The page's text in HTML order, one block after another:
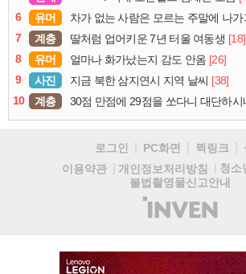
6
유머 차가 없는 사람은 모르는 주말에 나
7
계층 딸처럼 업어키운 7년 터울 여동생 [18]
8
유머 얼마나 화가났는지 감도 안옴 [26]
9
사진 지금 북한 삼지연시 지역 날씨 [38]
10
계층 30점 만점에 29점을 쏘다니 대단하시
로그인 PC화면 퀵링크
이용약관
개인정보처리방침
청소
불법촬영물신고안내
(주)
인